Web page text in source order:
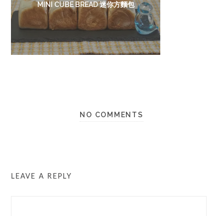
MINI CUBE BREAD 迷你方麵包
NO COMMENTS
LEAVE A REPLY